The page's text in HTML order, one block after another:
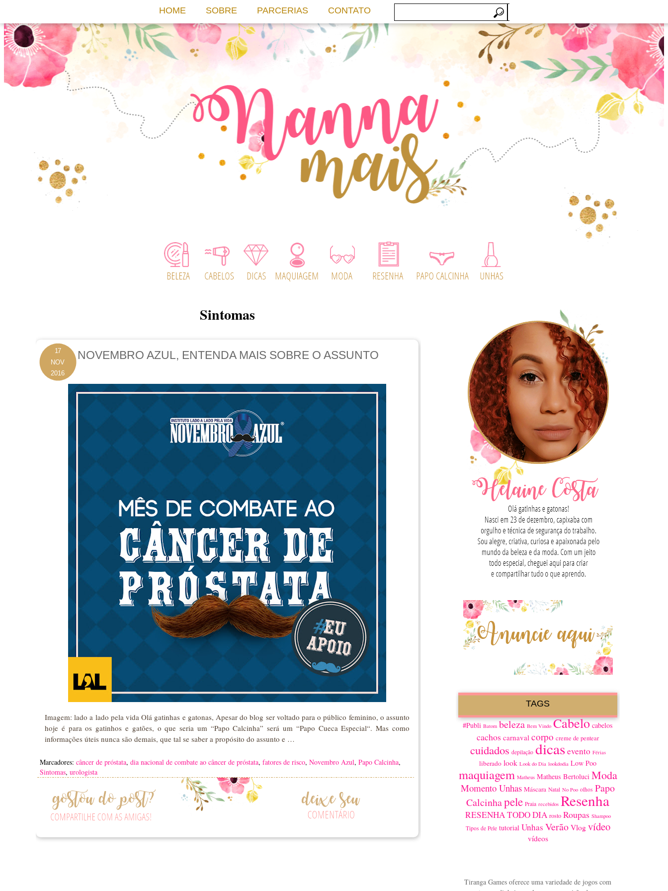
Sintomas
17
NOV
2016
NOVEMBRO AZUL, ENTENDA MAIS SOBRE O ASSUNTO
Imagem: lado a lado pela vida Olá gatinhas e gatonas, Apesar do blog ser voltado para o público feminino, o assunto
hoje é para os gatinhos e gatões, o que seria um “Papo Calcinha” será um “Papo Cueca Especial“. Mas como
informações úteis nunca são demais, que tal se saber a propósito do assunto e …
Marcadores: câncer de próstata, dia nacional de combate ao câncer de próstata, fatores de risco, Novembro Azul, Papo Calcinha,
Sintomas, urologista
TAGS
#Publi Batom beleza Bem Vindo Cabelo cabelos
cachos carnaval corpo creme de pentear
cuidados depilação dicasevento Férias
liberado look Look do Dia lookdodia Low Poo
maquiagem Matheus Matheus Bertoluci Moda
Momento Unhas Máscara Natal No Poo olhos Papo
Calcinhapele Praia recebidos Resenha
RESENHA TODO DIA rosto Roupas Shampoo
Tipos de Pele tutorial Unhas Verão Vlog vídeo
vídeos
Tiranga Games oferece uma variedade de jogos com
HOME SOBRE PARCERIAS CONTATO